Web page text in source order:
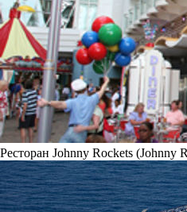
Ресторан Johnny Rockets (Johnny